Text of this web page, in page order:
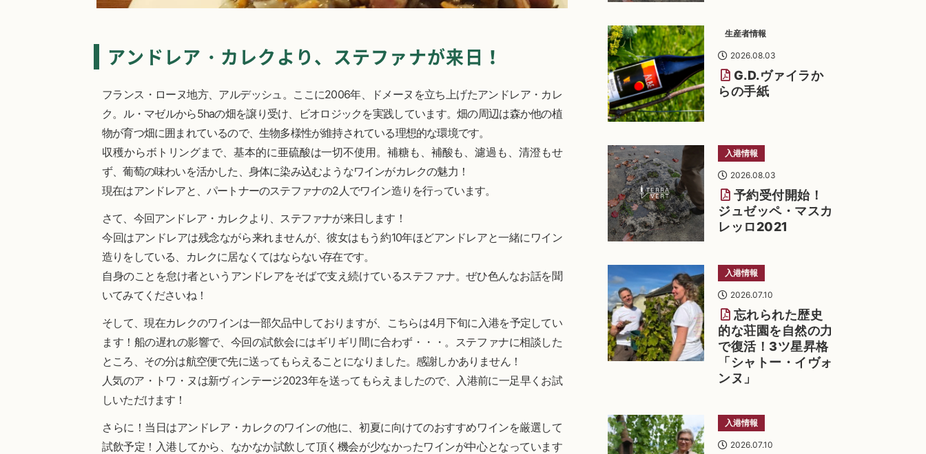
アンドレア・カレクより、ステファナが来日！
フランス・ローヌ地方、アルデッシュ。ここに2006年、ドメーヌを立ち上げたアンドレア・カレ
ク。ル・マゼルから5haの畑を譲り受け、ビオロジックを実践しています。畑の周辺は森か他の植
物が育つ畑に囲まれているので、生物多様性が維持されている理想的な環境です。
収穫からボトリングまで、基本的に亜硫酸は一切不使用。補糖も、補酸も、濾過も、清澄もせ
ず、葡萄の味わいを活かした、身体に染み込むようなワインがカレクの魅力！
現在はアンドレアと、パートナーのステファナの2人でワイン造りを行っています。
さて、今回アンドレア・カレクより、ステファナが来日します！
今回はアンドレアは残念ながら来れませんが、彼女はもう約10年ほどアンドレアと一緒にワイン
造りをしている、カレクに居なくてはならない存在です。
自身のことを怠け者というアンドレアをそばで支え続けているステファナ。ぜひ色んなお話を聞
いてみてくださいね！
そして、現在カレクのワインは一部欠品中しておりますが、こちらは4月下旬に入港を予定してい
ます！船の遅れの影響で、今回の試飲会にはギリギリ間に合わず・・・。ステファナに相談した
ところ、その分は航空便で先に送ってもらえることになりました。感謝しかありません！
人気のア・トワ・ヌは新ヴィンテージ2023年を送ってもらえましたので、入港前に一足早くお試
しいただけます！
さらに！当日はアンドレア・カレクのワインの他に、初夏に向けてのおすすめワインを厳選して
試飲予定！入港してから、なかなか試飲して頂く機会が少なかったワインが中心となっています
G.D.ヴァイラか
らの手紙
生産者情報
2026.08.03
予約受付開始！
ジュゼッペ・マスカ
レッロ2021
入港情報
2026.08.03
忘れられた歴史
的な荘園を自然の力
で復活！3ツ星昇格
「シャトー・イヴォ
ンヌ」
入港情報
2026.07.10
入港情報
2026.07.10